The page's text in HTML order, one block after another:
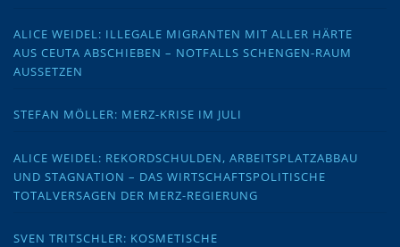
ALICE WEIDEL: ILLEGALE MIGRANTEN MIT ALLER HÄRTE
AUS CEUTA ABSCHIEBEN – NOTFALLS SCHENGEN-RAUM
AUSSETZEN
STEFAN MÖLLER: MERZ-KRISE IM JULI
ALICE WEIDEL: REKORDSCHULDEN, ARBEITSPLATZABBAU
UND STAGNATION – DAS WIRTSCHAFTSPOLITISCHE
TOTALVERSAGEN DER MERZ-REGIERUNG
SVEN TRITSCHLER: KOSMETISCHE